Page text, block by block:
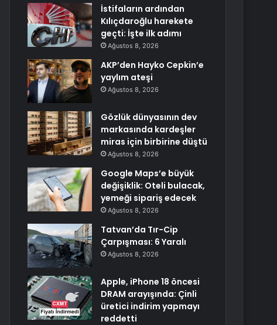
İstifaların ardından
Kılıçdaroğlu harekete
geçti: İşte ilk adımı
Ağustos 8, 2026
AKP’den Hayko Cepkin’e
yaylım ateşi
Ağustos 8, 2026
Gözlük dünyasının dev
markasında kardeşler
miras için birbirine düştü
Ağustos 8, 2026
Google Maps’e büyük
değişiklik: Oteli bulacak,
yemeği sipariş edecek
Ağustos 8, 2026
Tatvan’da Tır-Cip
Çarpışması: 6 Yaralı
Ağustos 8, 2026
Apple, iPhone 18 öncesi
DRAM arayışında: Çinli
üretici indirim yapmayı
reddetti